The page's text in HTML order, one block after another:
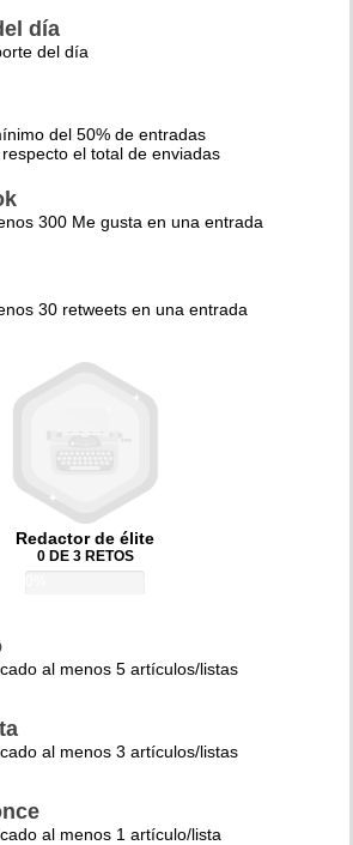
día
del día
del 50% de entradas
el total de enviadas
300 Me gusta en una entrada
30 retweets en una entrada
Redactor de élite
0 DE 3 RETOS
al menos 5 artículos/listas
al menos 3 artículos/listas
al menos 1 artículo/lista